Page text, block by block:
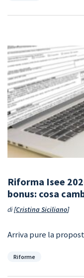
Riforma Isee
bonus: cosa
di Cristina Siciliano
Arriva pure la
Categorie
Riforme